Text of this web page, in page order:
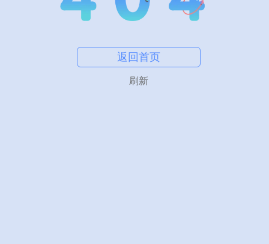
刷新
返回首页